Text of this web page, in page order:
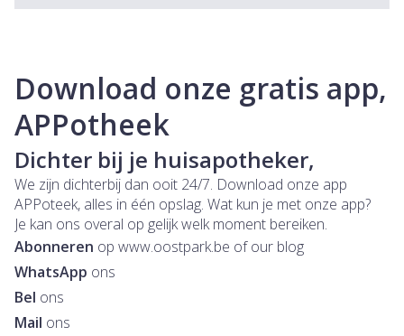
Download onze gratis app,
APPotheek
Dichter bij je huisapotheker,
We zijn dichterbij dan ooit 24/7. Download onze app
APPoteek, alles in één opslag. Wat kun je met onze app?
Je kan ons overal op gelijk welk moment bereiken.
Abonneren op www.oostpark.be of our blog
WhatsApp ons
Bel ons
Mail ons